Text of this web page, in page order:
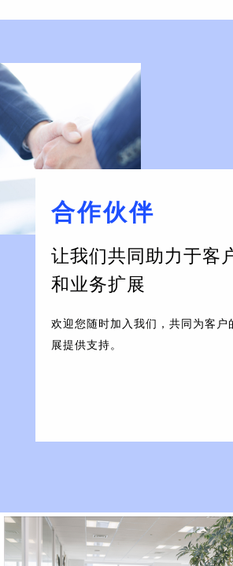
合作伙伴
让我们共同助力于客
和业务扩展
欢迎您随时加入我们，共同为客户
展提供支持。